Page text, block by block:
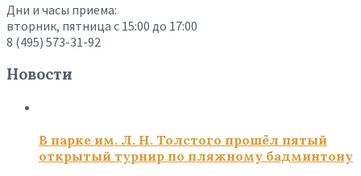
Дни и часы приема:
вторник, пятница с 15:00 до 17:00
8 (495) 573-31-92
Новости
В парке им. Л. Н. Толстого прошёл пятый
открытый турнир по пляжному бадминтону